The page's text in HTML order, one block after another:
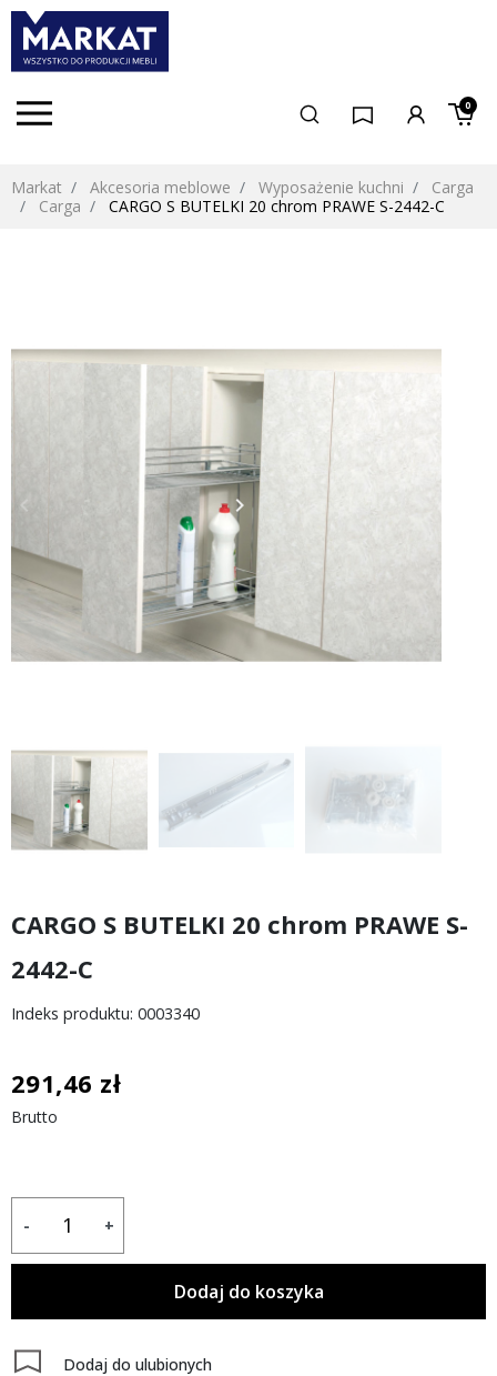
0
Markat Akcesoria meblowe Wyposażenie kuchni
Carga
Carga
CARGO S BUTELKI 20 chrom PRAWE S-2442-C
Poprzedni
keyboard_arrow_left Następny
keyboard_arrow_right
CARGO S BUTELKI 20 chrom PRAWE S-
2442-C
Indeks produktu: 0003340
291,46 zł
Brutto
- +
Dodaj do koszyka
Dodaj do ulubionych